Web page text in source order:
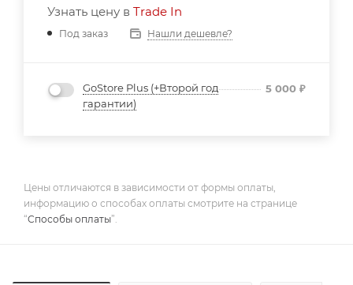
Узнать цену в Trade In
Под заказ Нашли дешевле?
GoStore Plus (+Второй год
гарантии)
5 000 ₽
Цены отличаются в зависимости от формы оплаты,
информацию о способах оплаты смотрите на странице
“Способы оплаты”.